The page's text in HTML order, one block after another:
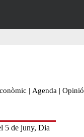
menu
| Agenda | Opinió